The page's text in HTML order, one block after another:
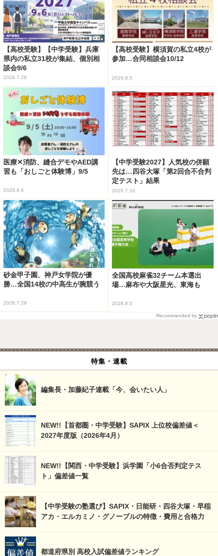
【高校受験】【中学受験】兵庫
県内の私立31校が集結、個別相
談会9/6
2026.7.28
【高校受験】横須賀の私立4校が
参加…合同相談会10/12
2026.8.5
医療✕消防、縫合デモやAED講
習も「おしごと体験博」9/5
2026.8.6
【中学受験2027】人気校の併願
先は…四谷大塚「第2回合不合判
定テスト」結果
2026.7.16
砂金甲子園、神戸女学院が優
勝…全国14校の中高生が腕競う
2026.7.29
全国高校麻雀32チーム本選出
場…麻布や大阪星光、東海も
2026.8.5
Recommended by
特集・連載
編集長・加藤紀子連載「今、会いたい人」
NEW!!【首都圏・中学受験】SAPIX 上位校偏差値＜
2027年度版（2026年4月）
NEW!!【関西・中学受験】浜学園「小6合否判定テス
ト」偏差値一覧
【中学受験の塾選び】SAPIX・日能研・四谷大塚・早稲
アカ・エルカミノ・グノーブルの特徴・費用と合格力
都道府県別 高校入試偏差値ランキング